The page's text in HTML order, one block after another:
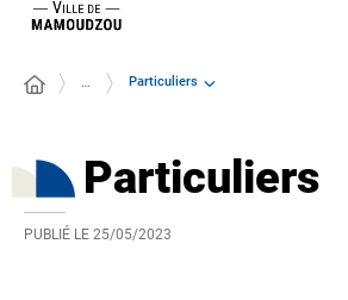
… Particuliers
Particuliers
PUBLIÉ LE 25/05/2023